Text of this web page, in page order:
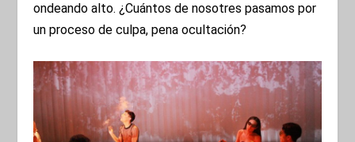
ondeando alto. ¿Cuántos de nosotres pasamos por
un proceso de culpa, pena ocultación?